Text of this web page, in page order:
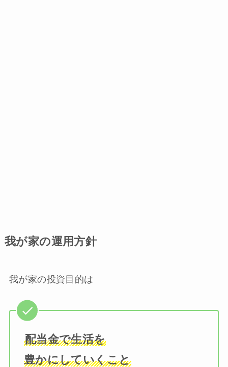
我が家の運用方針
我が家の投資目的は
配当金で生活を
豊かにしていくこと